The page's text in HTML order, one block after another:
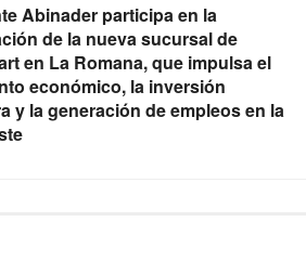
Abinader participa en la
de la nueva sucursal de
en La Romana, que impulsa el
económico, la inversión
y la generación de empleos en la